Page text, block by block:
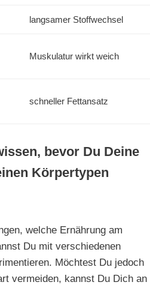
langsamer Stoffwechsel
Muskulatur wirkt weich
schneller Fettansatz
bevor Du Deine
Körpertypen
welche Ernährung am
Du mit verschiedenen
Möchtest Du jedoch
vermeiden, kannst Du Dich an